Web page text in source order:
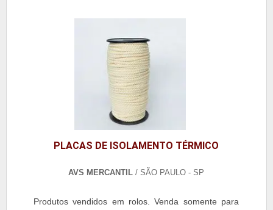
PLACAS DE ISOLAMENTO TÉRMICO
AVS MERCANTIL / SÃO PAULO - SP
Produtos vendidos em rolos. Venda somente para